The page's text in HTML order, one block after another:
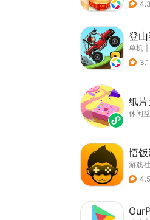
4.3
登
单机
3.1
纸
休闲
悟
游戏
4.5